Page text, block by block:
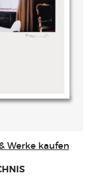
Werke kaufen